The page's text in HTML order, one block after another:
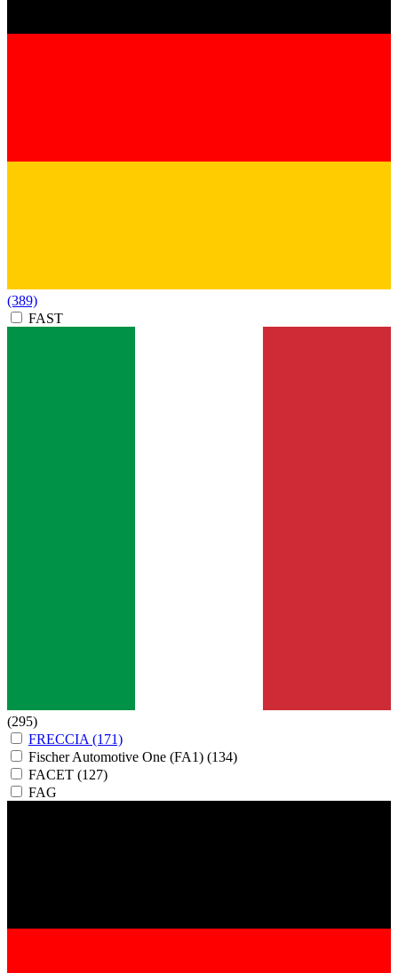
(389)
FAST
(295)
FRECCIA (171)
Fischer Automotive One (FA1) (134)
FACET (127)
FAG